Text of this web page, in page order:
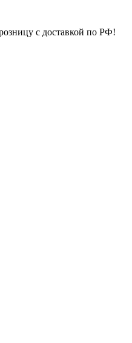
с доставкой по РФ!